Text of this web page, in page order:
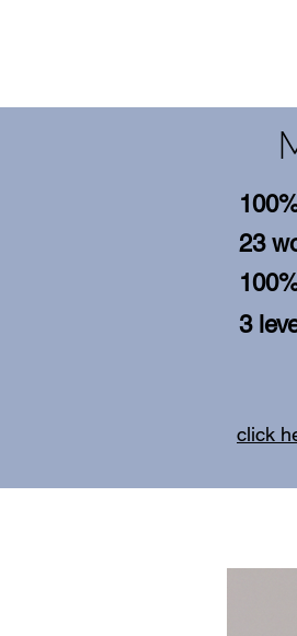
23
3
click